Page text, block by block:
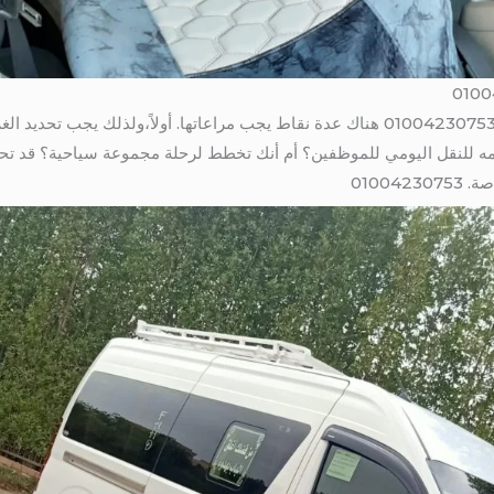
بالتالى عند النظر في إيجار باص هايس، 01004230753 هناك عدة نقاط يجب مراعاتها.
للنقل اليومي للموظفين؟ أم أنك تخطط لرحلة مجموعة سياحية؟ قد